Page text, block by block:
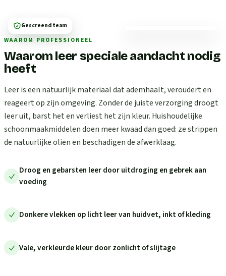
WAAROM PROFESSIONEEL
Waarom leer speciale aandacht nodig
heeft
Leer is een natuurlijk materiaal dat ademhaalt, veroudert en
reageert op zijn omgeving. Zonder de juiste verzorging droogt
leer uit, barst het en verliest het zijn kleur. Huishoudelijke
schoonmaakmiddelen doen meer kwaad dan goed: ze strippen
de natuurlijke olien en beschadigen de afwerklaag.
Droog en gebarsten leer door uitdroging en gebrek aan
voeding
Donkere vlekken op licht leer van huidvet, inkt of kleding
Vale, verkleurde kleur door zonlicht of slijtage
Gescreend team